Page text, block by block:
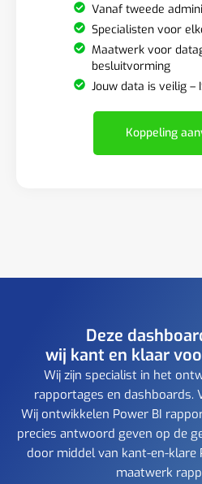
Vanaf tweede
Specialisten voor
Maatwerk voor
besluitvorming
Jouw data is veilig –
Koppeling
Deze
wij kant en klaar
Wij zijn specialist in het
rapportages en dashboards.
Wij ontwikkelen Power BI
precies antwoord geven op de
door middel van kant-en-klare
maatwerk